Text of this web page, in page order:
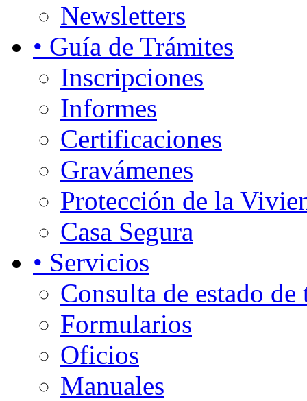
Newsletters
• Guía de Trámites
Inscripciones
Informes
Certificaciones
Gravámenes
Protección de la
Casa Segura
• Servicios
Consulta de estado de
Formularios
Oficios
Manuales